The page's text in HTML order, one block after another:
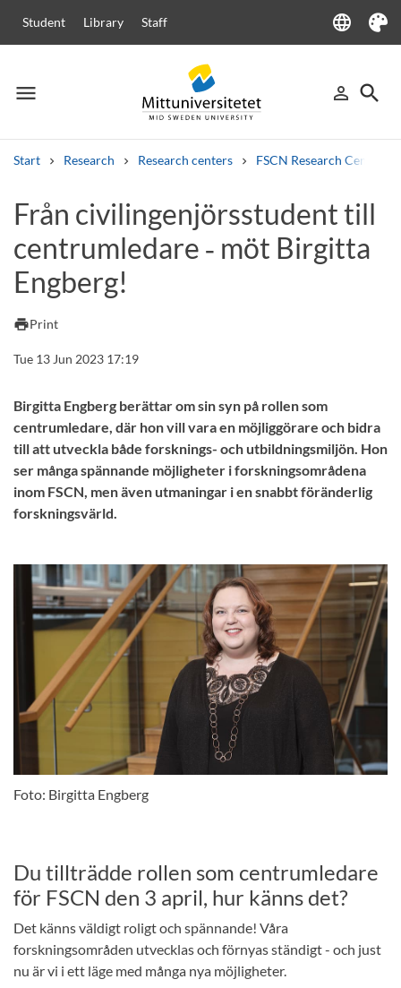
Student Library Staff language
Language
Theme
menu
Menu person_outline
Sign in
search
Start Research Research centers FSCN Research Centre
Other search services
Courses and programmes SyllabusWelcome letters Staff
Job vacancies
Från civilingenjörsstudent till
centrumledare ‑ möt Birgitta
Engberg!
printPrint
Tue 13 Jun 2023 17:19
Birgitta Engberg berättar om sin syn på rollen som
centrumledare, där hon vill vara en möjliggörare och bidra
till att utveckla både forsknings- och utbildningsmiljön. Hon
ser många spännande möjligheter i forskningsområdena
inom FSCN, men även utmaningar i en snabbt föränderlig
forskningsvärld.
Foto: Birgitta Engberg
Du tillträdde rollen som centrumledare
för FSCN den 3 april, hur känns det?
Det känns väldigt roligt och spännande! Våra
forskningsområden utvecklas och förnyas ständigt - och just
nu är vi i ett läge med många nya möjligheter.